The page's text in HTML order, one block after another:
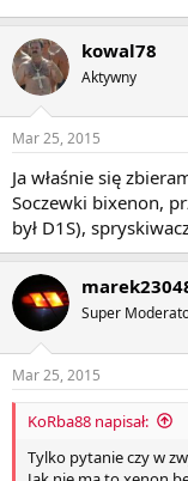
kowal78
Aktywny
Mar 25, 2015
Ja właśnie się
Soczewki bixenon,
był D1S),
Super
Mar 25, 2015
KoRba88 napisał:
Tylko pytanie czy w